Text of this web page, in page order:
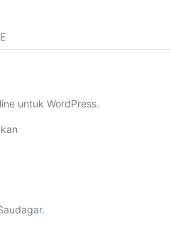
untuk WordPress.
.